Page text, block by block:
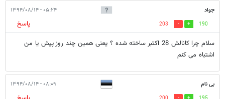
جواد ۰۵:۲۴ - ۱۳۹۴/۰۸/۱۴
190
203
پاسخ
سلام چرا کانالش 28 اکتبر ساخته شده ؟ یعنی همین چند روز پیش یا من
اشتباه می کنم
بی نام ۰۸:۰۹ - ۱۳۹۴/۰۸/۱۴